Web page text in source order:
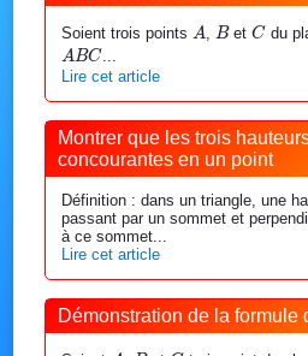
Soient trois points A
A B
BetC
C du
ABC
A BC
Lire cet article
Montrer que les trois
concourantes en un point
Définition : dans un triangle, une
passant par un sommet et
à ce sommet...
Lire cet article
Démonstration de la formule